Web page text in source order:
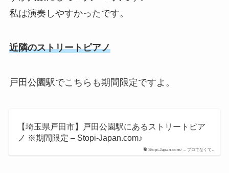
私は演奏しやすかったです。
近隣のストリートピアノ
戸田公園駅でこちらも期間限定ですよ。
Stopi-Japan.com♪ – プロでなくて…
【埼玉県戸田市】戸田公園駅にあるストリートピア
ノ ※期間限定 – Stopi-Japan.com♪